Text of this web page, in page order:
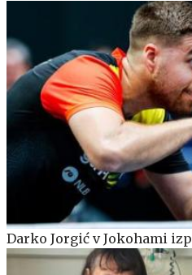
Darko Jorgić v Jokohami